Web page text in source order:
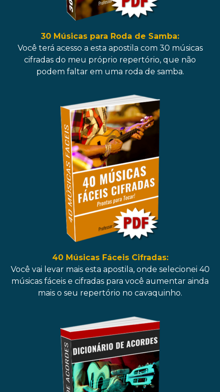
30 Músicas para Roda de Samba:
Você terá acesso a esta apostila com 30 músicas
cifradas do meu próprio repertório, que não
podem faltar em uma roda de samba.
40 Músicas Fáceis Cifradas:
Você vai levar mais esta apostila, onde selecionei 40
músicas fáceis e cifradas para você aumentar ainda
mais o seu repertório no cavaquinho.